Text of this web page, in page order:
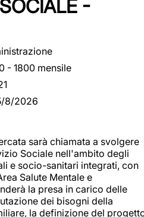
-
- 1800 mensile
8/2026
sarà chiamata a svolgere
Sociale nell'ambito degli
e socio-sanitari integrati, con
Salute Mentale e
la presa in carico delle
dei bisogni della
la definizione del